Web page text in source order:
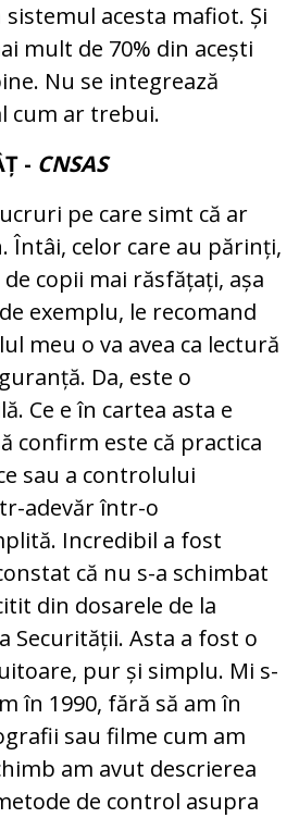
sistemul acesta mafiot. Și
mult de 70% din acești
Nu se integrează
cum ar trebui.
- CNSAS
pe care simt că ar
Întâi, celor care au părinți,
copii mai răsfățați, așa
exemplu, le recomand
meu o va avea ca lectură
Da, este o
Ce e în cartea asta e
confirm este că practica
sau a controlului
adevăr într-o
Incredibil a fost
că nu s-a schimbat
din dosarele de la
Securității. Asta a fost o
pur și simplu. Mi s-
în 1990, fără să am în
sau filme cum am
am avut descrierea
de control asupra